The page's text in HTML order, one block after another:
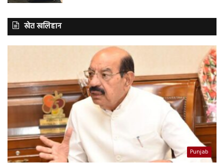
खेत खलिहान
Punjab